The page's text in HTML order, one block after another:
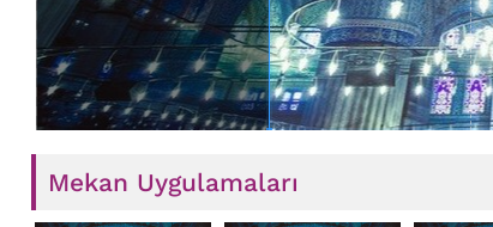
Mekan Uygulamaları